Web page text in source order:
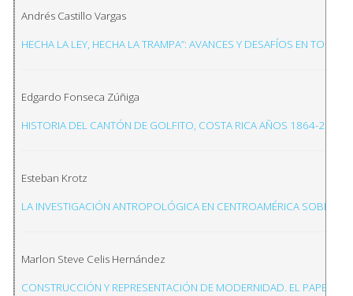
Andrés Castillo Vargas
HECHA LA LEY, HECHA LA TRAMPA”: AVANCES Y DESAFÍOS EN
Edgardo Fonseca Zúñiga
HISTORIA DEL CANTÓN DE GOLFITO, COSTA RICA AÑOS 1864-2011
Esteban Krotz
LA INVESTIGACIÓN ANTROPOLÓGICA EN CENTROAMÉRICA SOBRE
Marlon Steve Celis Hernández
CONSTRUCCIÓN Y REPRESENTACIÓN DE MODERNIDAD. EL PAPEL